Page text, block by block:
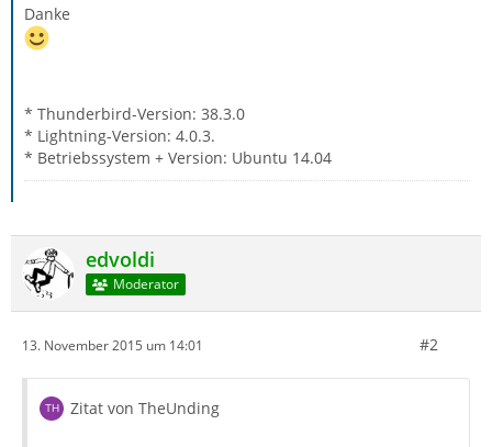
Danke
* Thunderbird-Version: 38.3.0
* Lightning-Version: 4.0.3.
* Betriebssystem + Version: Ubuntu 14.04
edvoldi
Moderator
13. November 2015 um 14:01 #2
Zitat von TheUnding